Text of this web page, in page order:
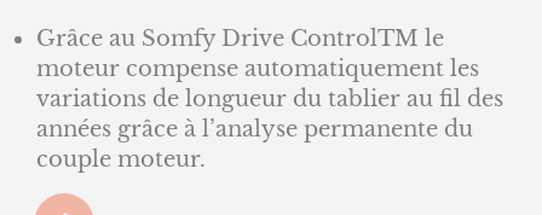
Grâce au Somfy Drive ControlTM le
moteur compense automatiquement les
variations de longueur du tablier au fil des
années grâce à l’analyse permanente du
couple moteur.